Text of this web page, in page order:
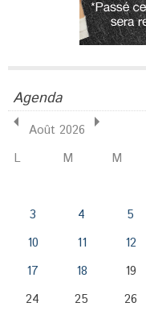
Agenda
Août 2026
L
M M
3
4 5
10
11 12
17
18 19
24
25 26